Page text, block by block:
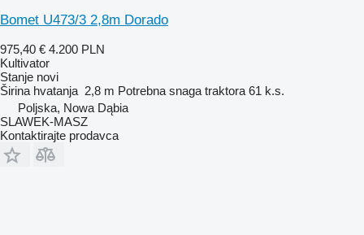
Bomet U473/3 2,8m Dorado
975,40 € 4.200 PLN
Kultivator
Stanje novi
Širina hvatanja 2,8 m Potrebna snaga traktora 61 k.s.
Poljska, Nowa Dąbia
SLAWEK-MASZ
Kontaktirajte prodavca